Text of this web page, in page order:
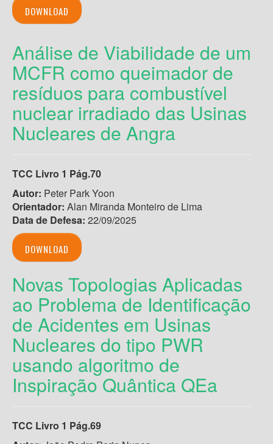
DOWNLOAD
Análise de Viabilidade de um
MCFR como queimador de
resíduos para combustível
nuclear irradiado das Usinas
Nucleares de Angra
TCC Livro 1 Pág.70
Autor: Peter Park Yoon
Orientador: Alan Miranda Monteiro de Lima
Data de Defesa: 22/09/2025
DOWNLOAD
Novas Topologias Aplicadas
ao Problema de Identificação
de Acidentes em Usinas
Nucleares do tipo PWR
usando algoritmo de
Inspiração Quântica QEa
TCC Livro 1 Pág.69